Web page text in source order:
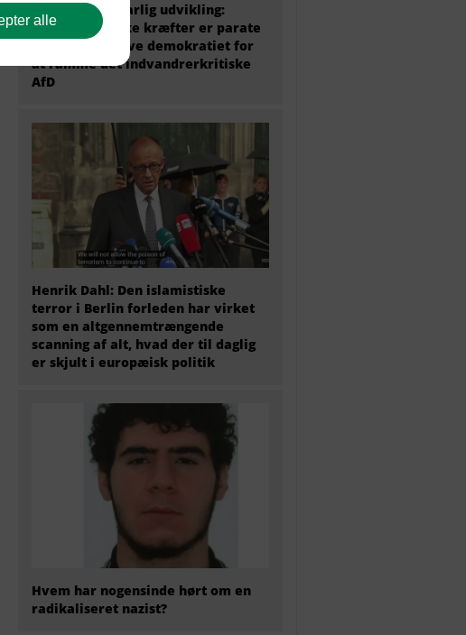
Tysk politik i farlig udvikling:
Stærke politiske kræfter er parate
til at undergrave demokratiet for
at ramme det indvandrerkritiske
AfD
Henrik Dahl: Den islamistiske
terror i Berlin forleden har virket
som en altgennemtrængende
scanning af alt, hvad der til daglig
er skjult i europæisk politik
Hvem har nogensinde hørt om en
radikaliseret nazist?